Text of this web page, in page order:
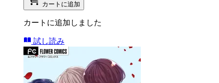
カートに追加
カートに追加しました
試し読み